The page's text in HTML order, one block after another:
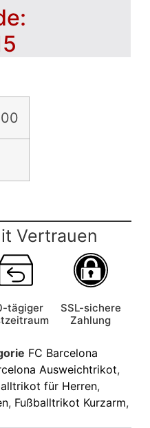
Vertrauen
tägiger
SSL-sichere
Zahlung
FC Barcelona
Ausweichtrikot,
für Herren,
, Fußballtrikot Kurzarm,